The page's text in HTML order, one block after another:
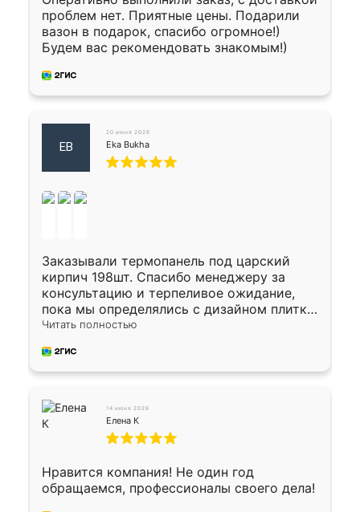
проблем нет. Приятные цены. Подарили
вазон в подарок, спасибо огромное!)
Будем вас рекомендовать знакомым!)
EB
20 июня 2026
Eka Bukha
Заказывали термопанель под царский
кирпич 198шт. Спасибо менеджеру за
консультацию и терпеливое ожидание,
пока мы определялись с дизайном плитки.
Исполнен заказ в срок, спасибо
предоплата наличкой 50%. Накануне с
водителем договорились о доставке в
Окончательный расчет при получении.
Огромная благодарность водителю, помог
выгрузить. Получили коробку плитки на
Осталось дело за малым-монтировать)))
Подарили два больших вазона трапеция
из архитектурного бетона-красота.
Читать полностью
14 июня 2026
Елена К
Нравится компания! Не один год
обращаемся, профессионалы своего дела!